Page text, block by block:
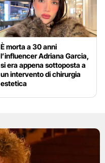
È morta a 30 anni
l’influencer Adriana Garcia,
si era appena sottoposta a
un intervento di chirurgia
estetica